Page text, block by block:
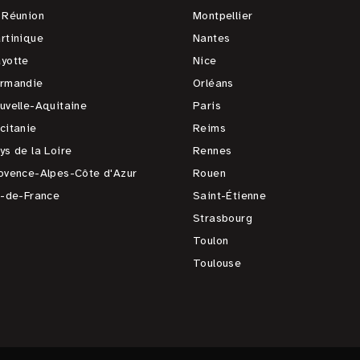
Aquitaine
de la Loire
Alpes-Côte d'Azur
de-France
Montpellier
Nantes
Nice
Orléans
Paris
Reims
Rennes
Rouen
Saint-Étienne
Strasbourg
Toulon
Toulouse